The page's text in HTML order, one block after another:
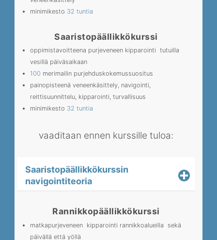
minimikesto 32 tuntia
Saaristopäällikkökurssi
oppimistavoitteena purjeveneen kipparointi tutuilla
vesillä päiväsaikaan
100 merimailin purjehduskokemussuositus
painopisteenä veneenkäsittely, navigointi,
reittisuunnittelu, kipparointi, turvallisuus
minimikesto 32 tuntia
vaaditaan ennen kurssille tuloa:
Saaristopäällikkökurssin
navigointiteoria
Rannikkopäällikkökurssi
matkapurjeveneen kipparointi rannikkoalueilla sekä
päivällä että yöllä